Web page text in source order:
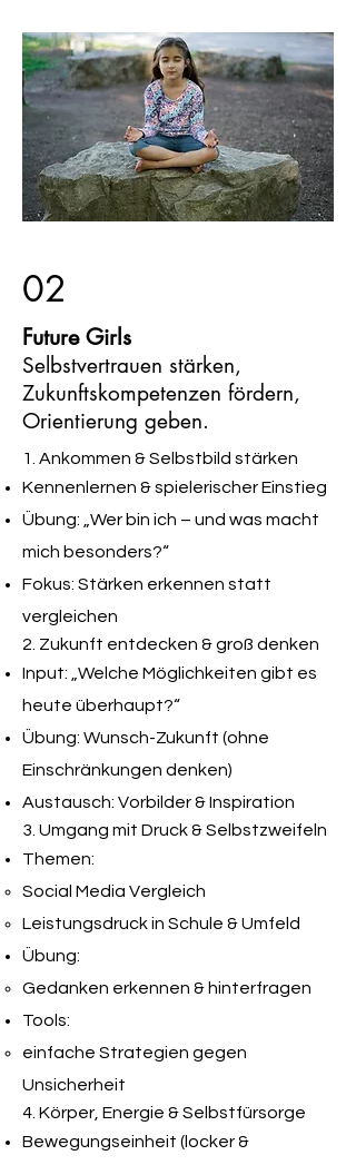
02
Future Girls
Selbstvertrauen stärken,
Zukunftskompetenzen fördern,
Orientierung geben.
1. Ankommen & Selbstbild stärken
Kennenlernen & spielerischer Einstieg
Übung: „Wer bin ich – und was macht
mich besonders?“
Fokus: Stärken erkennen statt
vergleichen
2. Zukunft entdecken & groß denken
Input: „Welche Möglichkeiten gibt es
heute überhaupt?“
Übung: Wunsch-Zukunft (ohne
Einschränkungen denken)
Austausch: Vorbilder & Inspiration
3. Umgang mit Druck & Selbstzweifeln
Themen:
Social Media Vergleich
Leistungsdruck in Schule & Umfeld
Übung:
Gedanken erkennen & hinterfragen
Tools:
einfache Strategien gegen
Unsicherheit
4. Körper, Energie & Selbstfürsorge
Bewegungseinheit (locker &